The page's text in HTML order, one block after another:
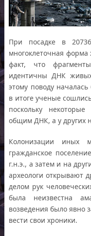
При посадке в
многоклеточная
факт, что
идентичны ДНК
этому поводу
в итоге ученые
поскольку
общим ДНК, а у других
Колонизации иных
гражданское
г.н.э., а затем и на
археологи открывают
делом рук
была неизвестна
возведения было явно
вести свои хроники.